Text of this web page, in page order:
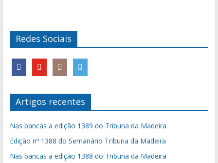
Redes Sociais
Artigos recentes
Nas bancas a edição 1389 do Tribuna da Madeira
Edição nº 1388 do Semanário Tribuna da Madeira
Nas bancas a edição 1388 do Tribuna da Madeira